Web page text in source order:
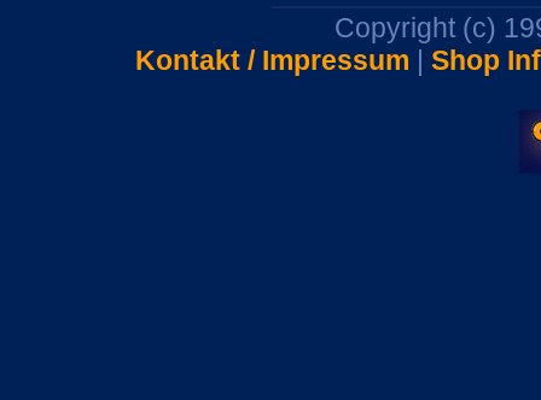
Copyright (c)
Kontakt / Impressum | Shop